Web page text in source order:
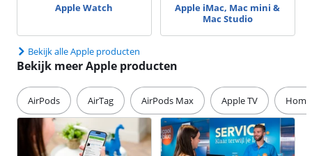
Apple Watch
Apple iMac, Mac mini &
Mac Studio
Bekijk alle Apple producten
Bekijk meer Apple producten
AirPods AirTag AirPods Max Apple TV